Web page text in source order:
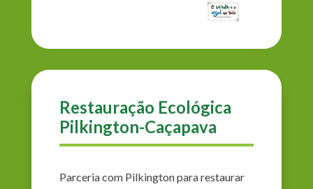
Restauração Ecológica
Pilkington-Caçapava
Parceria com Pilkington para restaurar